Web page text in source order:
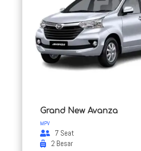
Grand New Avanza
MPV
7 Seat
2 Besar